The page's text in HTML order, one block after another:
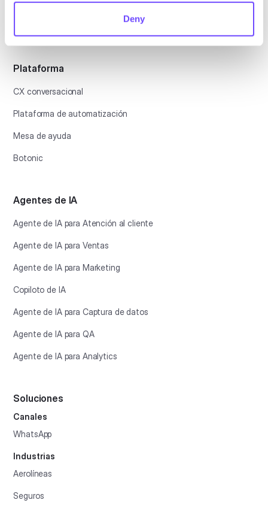
Deny
Plataforma
CX conversacional
Plataforma de automatización
Mesa de ayuda
Botonic
Agentes de IA
Agente de IA para Atención al cliente
Agente de IA para Ventas
Agente de IA para Marketing
Copiloto de IA
Agente de IA para Captura de datos
Agente de IA para QA
Agente de IA para Analytics
Soluciones
Canales
WhatsApp
Industrias
Aerolíneas
Seguros